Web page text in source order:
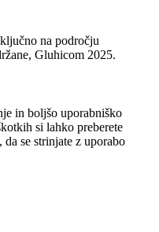
na področju
Gluhicom 2025.
in boljšo uporabniško
si lahko preberete
se strinjate z uporabo